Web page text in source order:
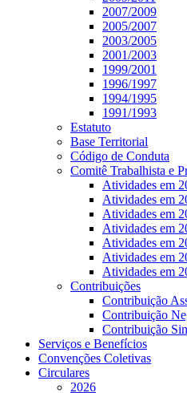
2007/2009
2005/2007
2003/2005
2001/2003
1999/2001
1996/1997
1994/1995
1991/1993
Estatuto
Base Territorial
Código de Conduta
Comitê Trabalhista e
Atividades em
Atividades em
Atividades em
Atividades em
Atividades em
Atividades em
Atividades em
Contribuições
Contribuição
Contribuição
Contribuição
Serviços e Benefícios
Convenções Coletivas
Circulares
2026